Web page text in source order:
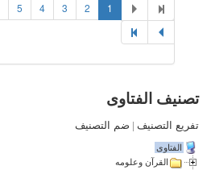
1
2
3
4
5
تصنيف الفتاوى
تفريع التصنيف | ضم التصنيف
الفتاوى
القرآن وعلومه